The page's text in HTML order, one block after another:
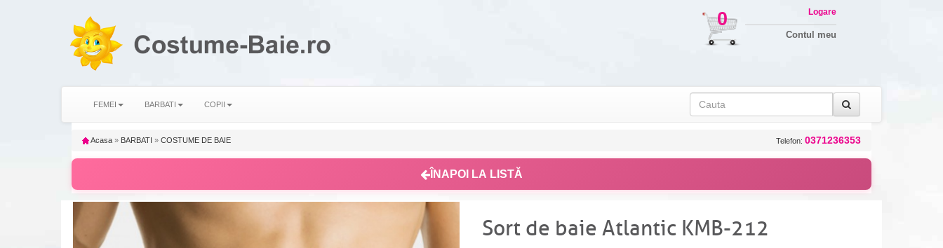
0 Logare
Contul meu
FEMEI BARBATI COPII
Acasa » BARBATI » COSTUME DE BAIE Telefon: 0371236353
ÎNAPOI LA LISTĂ
Sort de baie Atlantic KMB-212